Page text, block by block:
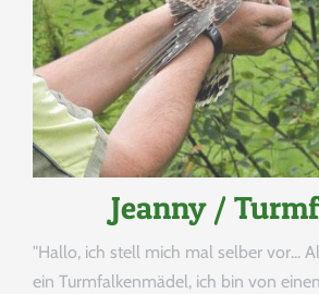
Jeanny /
"Hallo, ich stell mich mal selber vor...
ein Turmfalkenmädel, ich bin von